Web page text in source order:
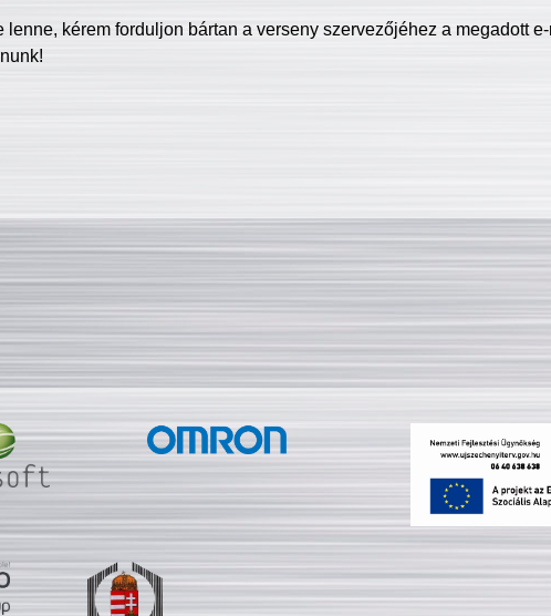
lenne, kérem forduljon bártan a verseny szervezőjéhez a megadott